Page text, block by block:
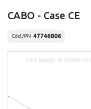
CABO - Case CE
Cód./PN 47746806